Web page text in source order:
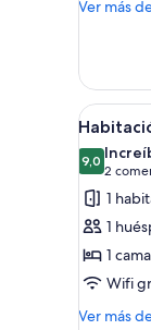
Ver más
Más
superior
Abrir
todas
las
fotos
de
doble
de
uso
1
9,09,0 de 10
2
(2
1
1
1
Wifi
Ver más
Más